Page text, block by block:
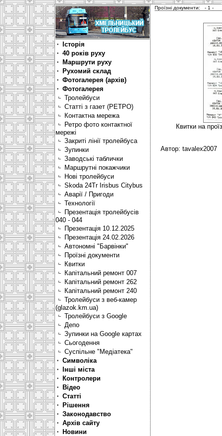
Історія
40 років руху
Маршрути руху
Рухомий склад
Фотогалерея (архів)
Фотогалерея
Тролейбуси
Статті з газет (РЕТРО)
Контактна мережа
Ретро фото контактної
мережі
Закриті лінії тролейбуса
Зупинки
Заводські таблички
Маршрутні покажчики
Нові тролейбуси
Skoda 24Tr Irisbus Citybus
Аварії / Пригоди
Технології
Презентація тролейбусів
040 - 044
Презентація 10.12.2025
Презентація 24.02.2026
Автономні "Барвінки"
Проїзні документи
Квитки
Капітальний ремонт 007
Капітальний ремонт 262
Капітальний ремонт 240
Тролейбуси з веб-камер
(glazok.km.ua)
Тролейбуси з Google
Депо
Зупинки на Google картах
Сьогодення
Суспільне "Медіатека"
Символіка
Інші міста
Контролери
Відео
Статті
Рішення
Законодавство
Архів сайту
Новини
Проїзні документи: - 1
Квитки на
Автор: tavalex2007